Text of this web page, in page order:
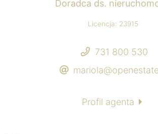
Doradca ds.
Licencja: 23915
731 800 530
Profil agenta